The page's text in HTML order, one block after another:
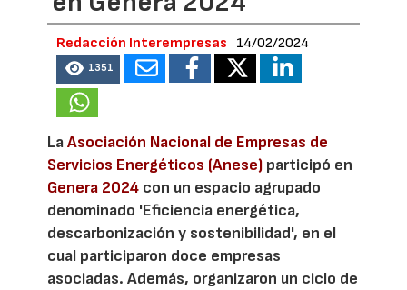
Redacción Interempresas 14/02/2024
1351
LaAsociación Nacional de Empresas de
Servicios Energéticos (Anese) participó en
Genera 2024 con un espacio agrupado
denominado 'Eficiencia energética,
descarbonización y sostenibilidad', en el
cual participaron doce empresas
asociadas. Además, organizaron un ciclo de